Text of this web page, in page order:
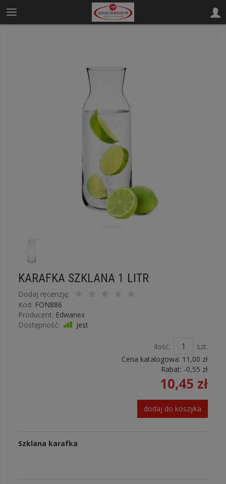
KARAFKA SZKLANA 1 LITR
Dodaj recenzję:
Kod: FON886
Producent: Edwanex
Dostępność:
Jest
Ilość:
szt.
Cena katalogowa: 11,00 zł
Rabat: -0,55 zł
10,45 zł
dodaj do koszyka
Szklana karafka